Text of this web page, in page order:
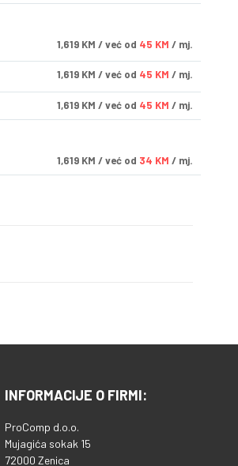
1,619 KM / već od 45 KM / mj.
1,619 KM / već od 45 KM / mj.
1,619 KM / već od 45 KM / mj.
1,619 KM / već od 34 KM / mj.
INFORMACIJE O FIRMI:
ProComp d.o.o.
Mujagića sokak 15
72000 Zenica